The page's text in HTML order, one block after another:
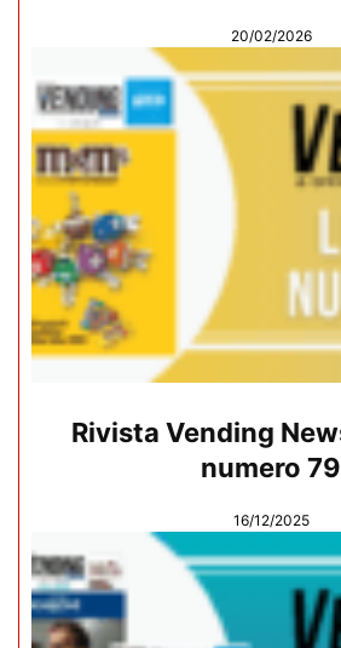
20/02/2026
Rivista Vending
numero 79
16/12/2025